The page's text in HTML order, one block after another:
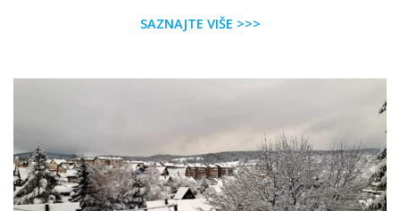
SAZNAJTE VIŠE >>>